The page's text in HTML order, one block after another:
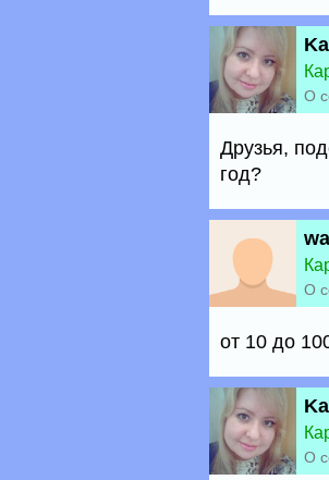
О
Друзья,
год?
О
от 10 до
О